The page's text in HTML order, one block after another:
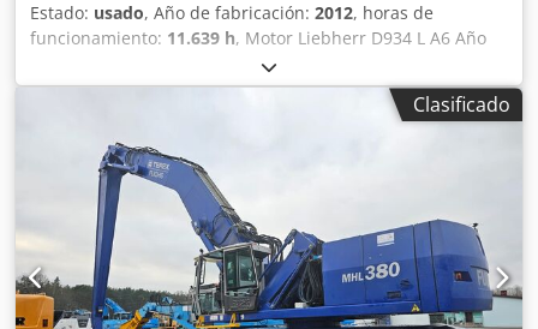
Estado: usado, Año de fabricación: 2012, horas de
funcionamiento: 11.639 h, Motor Liebherr D934 L A6 Año
de fabricación 2012 Horas de funcionamiento 11.639 Djdey
Hr Nqspfx Amrjck 8 neumáticos macizos 12.00-20 4x
estabilizadores con protección para vástago de pistón
Lubricación central automática Aire acondicionado Asiento
neumático Cabina ajustable hidráulicamente Radio Rejilla
de protección delantera Rejilla de protección en el techo
Focos adicionales Cámara trasera Brazo principal 8,60 m
Brazo secundario 7,5 m Válvulas de seguridad contra
rotura de tuberías para cilindros de elevación y brazo
Ventilador reversible Bomba principal reacondicionada, 0
horas Diversos ganchos disponibles bajo consulta
Clasificado